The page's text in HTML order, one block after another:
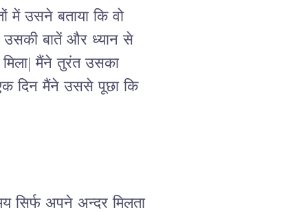
में उसने बताया कि वो
उसकी बातें और ध्यान से
मैंने तुरंत उसका
दिन मैंने उससे पूछा कि
सिर्फ अपने अन्दर मिलता